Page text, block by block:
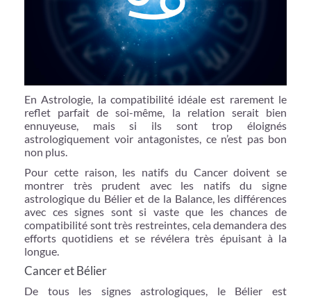
En Astrologie, la compatibilité idéale est rarement le
reflet parfait de soi-même, la relation serait bien
ennuyeuse, mais si ils sont trop éloignés
astrologiquement voir antagonistes, ce n’est pas bon
non plus.
Pour cette raison, les natifs du Cancer doivent se
montrer très prudent avec les natifs du signe
astrologique du Bélier et de la Balance, les différences
avec ces signes sont si vaste que les chances de
compatibilité sont très restreintes, cela demandera des
efforts quotidiens et se révélera très épuisant à la
longue.
Cancer et Bélier
De tous les signes astrologiques, le Bélier est